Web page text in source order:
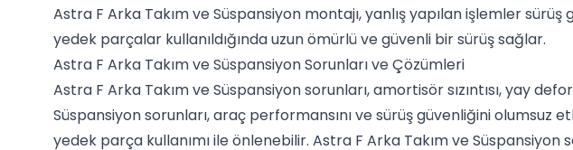
Astra F Arka Takım ve Süspansiyon montajı, yanlış yapılan işlemler
yedek parçalar kullanıldığında uzun ömürlü ve güvenli bir sürüş sağlar.
Astra F Arka Takım ve Süspansiyon Sorunları ve Çözümleri
Astra F Arka Takım ve Süspansiyon sorunları, amortisör sızıntısı, yay
Süspansiyon sorunları, araç performansını ve sürüş güvenliğini olumsuz
yedek parça kullanımı ile önlenebilir. Astra F Arka Takım ve